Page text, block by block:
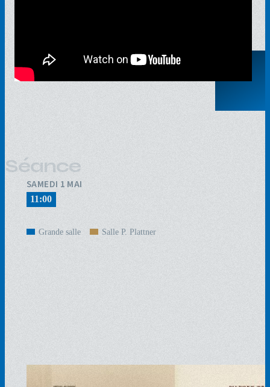
Séance
SAMEDI 1 MAI
11:00
Grande salle Salle P. Plattner